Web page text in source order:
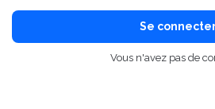
Se
Vous n'avez pas de